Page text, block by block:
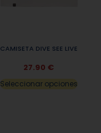
CAMISETA DIVE SEE LIVE
27.90 €
Seleccionar opciones